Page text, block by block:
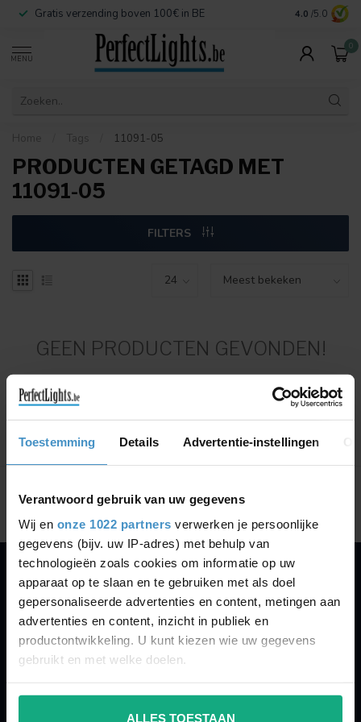
Toestemming Details Advertentie-instellingen
Verantwoord gebruik van uw gegevens
Wij en onze 1022 partners verwerken je persoonlijke
gegevens (bijv. uw IP-adres) met behulp van
technologieën zoals cookies om informatie op uw
apparaat op te slaan en te gebruiken met als doel
gepersonaliseerde advertenties en content, metingen aan
advertenties en content, inzicht in publiek en
productontwikkeling. U kunt kiezen wie uw gegevens
gebruikt en met welke doelen.
Als u het toestaat, willen we ook graag:
ALLES TOESTAAN
Gratis verzending boven 100€ in BE Veilige
4.0 /5.0
MENU
0
Home Tags 11091-05
PRODUCTEN GETAGD MET
11091-05
FILTERS
GEEN PRODUCTEN GEVONDEN!
Toon1-0van 0
PERFECTLIGHTS
Gegevens:
Kruisbeeldsraat 72
9220 Hamme